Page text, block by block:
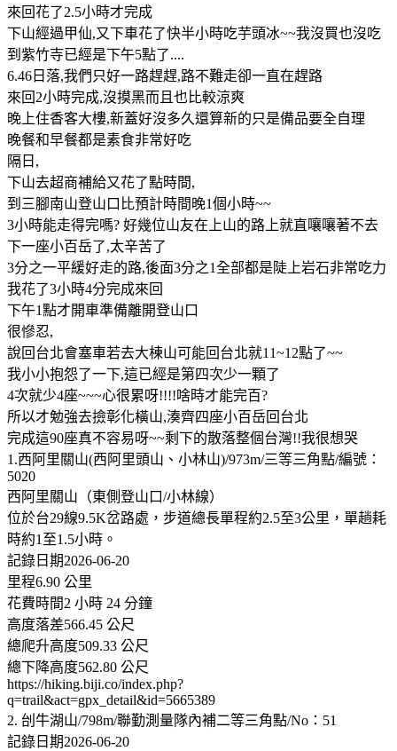
來回花了2.5小時才完成
下山經過甲仙,又下車花了快半小時吃芋頭冰~~我沒買也沒吃
到紫竹寺已經是下午5點了....
6.46日落,我們只好一路趕趕,路不難走卻一直在趕路
來回2小時完成,沒摸黑而且也比較涼爽
晚上住香客大樓,新蓋好沒多久還算新的只是備品要全自理
晚餐和早餐都是素食非常好吃
隔日,
下山去超商補給又花了點時間,
到三腳南山登山口比預計時間晚1個小時~~
3小時能走得完嗎? 好幾位山友在上山的路上就直嚷嚷著不去
下一座小百岳了,太辛苦了
3分之一平緩好走的路,後面3分之1全部都是陡上岩石非常吃力
我花了3小時4分完成來回
下午1點才開車準備離開登山口
很慘忍,
說回台北會塞車若去大棟山可能回台北就11~12點了~~
我小小抱怨了一下,這已經是第四次少一顆了
4次就少4座~~~心很累呀!!!!啥時才能完百?
所以才勉強去撿彰化橫山,湊齊四座小百岳回台北
完成這90座真不容易呀~~剩下的散落整個台灣!!我很想哭
1.西阿里關山(西阿里頭山、小林山)/973m/三等三角點/編號：
5020
西阿里關山（東側登山口/小林線）
位於台29線9.5K岔路處，步道總長單程約2.5至3公里，單趟耗
時約1至1.5小時。
記錄日期2026-06-20
里程6.90 公里
花費時間2 小時 24 分鐘
高度落差566.45 公尺
總爬升高度509.33 公尺
總下降高度562.80 公尺
https://hiking.biji.co/index.php?
q=trail&act=gpx_detail&id=5665389
2. 刣牛湖山/798m/聯勤測量隊內補二等三角點/No：51
記錄日期2026-06-20